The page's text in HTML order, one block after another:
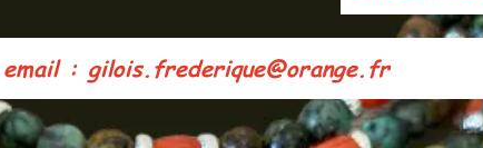
mail : gilois.frederique@orange.fr